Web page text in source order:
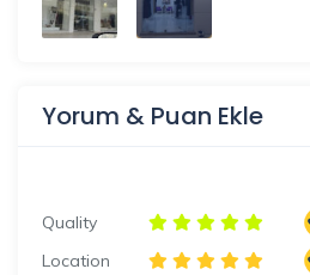
Yorum & Puan Ekle
Quality
Location